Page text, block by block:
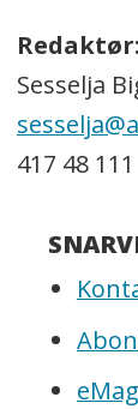
Redaktør:
Sesselja
417 48 111